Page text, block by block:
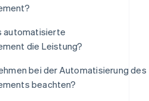
automatisierte
die Leistung?
bei der Automatisierung des
beachten?